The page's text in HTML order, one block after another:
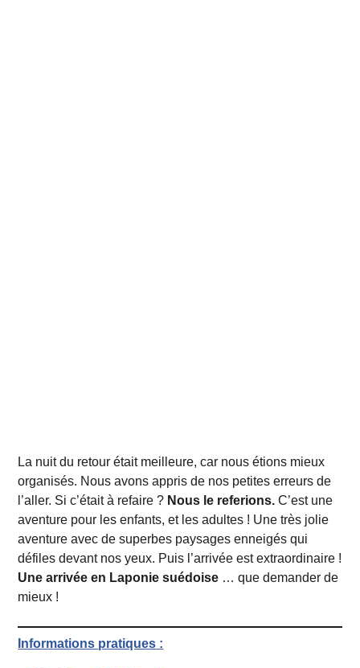
La nuit du retour était meilleure, car nous étions mieux
organisés. Nous avons appris de nos petites erreurs de
l’aller. Si c’était à refaire ? Nous le referions. C’est une
aventure pour les enfants, et les adultes ! Une très jolie
aventure avec de superbes paysages enneigés qui
défiles devant nos yeux. Puis l’arrivée est extraordinaire !
Une arrivée en Laponie suédoise … que demander de
mieux !
Informations pratiques :